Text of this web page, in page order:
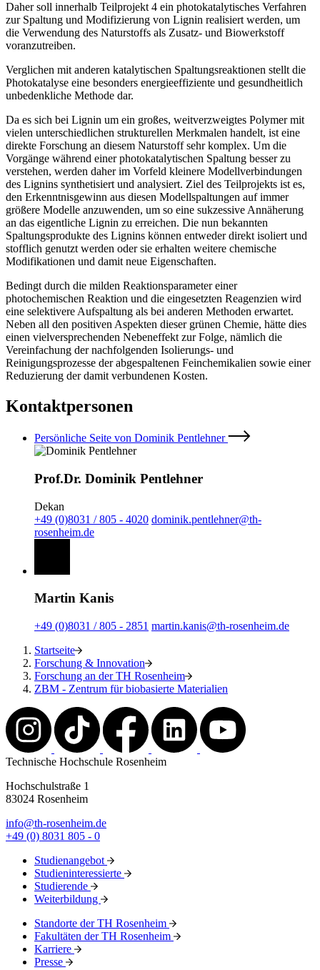
Daher soll innerhalb Teilprojekt 4 ein photokatalytisches Verfahren
zur Spaltung und Modifizierung von Lignin realisiert werden, um
die Verwendung des Naturstoffs als Zusatz- und Biowerkstoff
voranzutreiben.
Verglichen mit anderen katalytischen Spaltungsreaktionen stellt die
Photokatalyse eine besonders energieeffiziente und gesundheitlich
unbedenkliche Methode dar.
Da es sich bei Lignin um ein großes, weitverzweigtes Polymer mit
vielen unterschiedlichen strukturellen Merkmalen handelt, ist eine
direkte Forschung an diesem Naturstoff sehr komplex. Um die
Vorgänge während einer photokatalytischen Spaltung besser zu
verstehen, werden daher im Vorfeld kleinere Modellverbindungen
des Lignins synthetisiert und analysiert. Ziel des Teilprojekts ist es,
den Erkenntnisgewinn aus diesen Modellspaltungen auf immer
größere Modelle anzuwenden, um so eine sukzessive Annäherung
an das eigentliche Lignin zu erreichen. Die nun bekannten
Spaltungsprodukte des Lignins können entweder direkt isoliert und
stofflich genutzt werden oder sie erhalten weitere chemische
Modifikationen und damit neue Eigenschaften.
Bedingt durch die milden Reaktionsparameter einer
photochemischen Reaktion und die eingesetzten Reagenzien wird
eine selektivere Aufspaltung als bei anderen Methoden erwartet.
Neben all den positiven Aspekten dieser grünen Chemie, hätte dies
einen vielversprechenden Nebeneffekt zur Folge, nämlich die
Vereinfachung der nachfolgenden Isolierungs- und
Reinigungsprozesse der abgespaltenen Feinchemikalien sowie einer
Reduzierung der damit verbundenen Kosten.
Kontaktpersonen
Persönliche Seite von Dominik Pentlehner
Prof.Dr. Dominik Pentlehner
Dekan
+49 (0)8031 / 805 - 4020 dominik.pentlehner@th-
rosenheim.de
Martin Kanis
+49 (0)8031 / 805 - 2851 martin.kanis@th-rosenheim.de
Startseite
Forschung & Innovation
Forschung an der TH Rosenheim
ZBM - Zentrum für biobasierte Materialien
Technische Hochschule Rosenheim
Hochschulstraße 1
83024 Rosenheim
info@th-rosenheim.de
+49 (0) 8031 805 - 0
Studienangebot
Studieninteressierte
Studierende
Weiterbildung
Standorte der TH Rosenheim
Fakultäten der TH Rosenheim
Karriere
Presse